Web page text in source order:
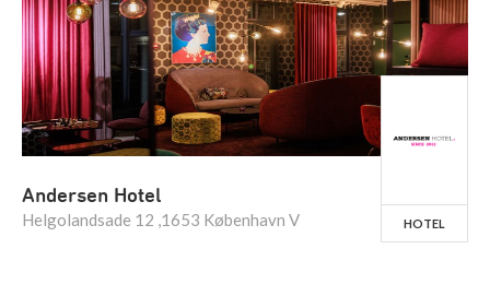
Andersen Hotel
Helgolandsade 12 ,1653 København V HOTEL